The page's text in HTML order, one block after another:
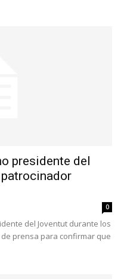
presidente del
0
del Joventut durante los
prensa para confirmar que